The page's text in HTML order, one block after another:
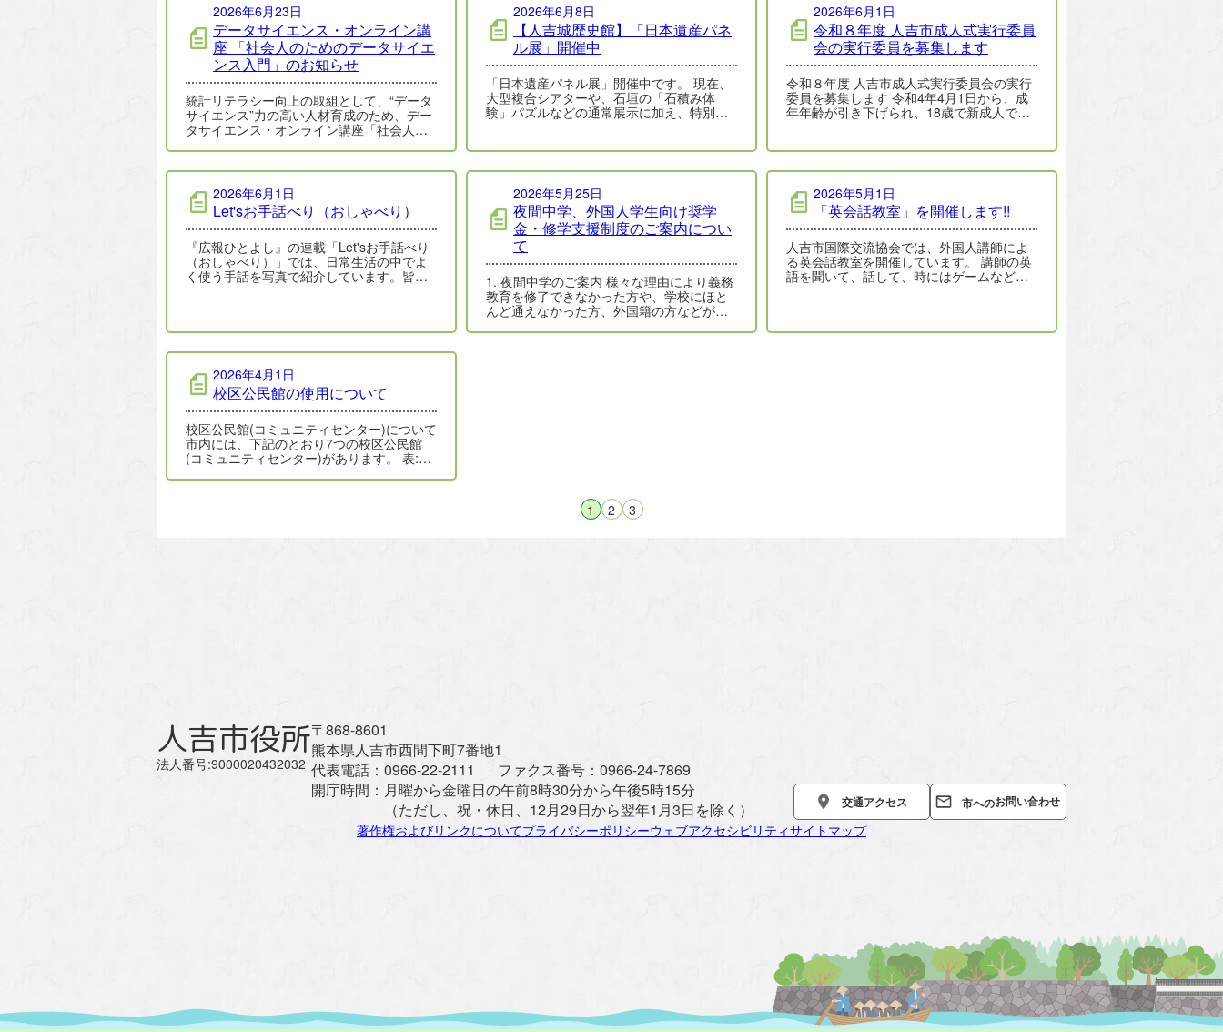
2026年6月23日
データサイエンス・オンライン講
座 「社会人のためのデータサイエ
ンス入門」のお知らせ
統計リテラシー向上の取組として、“データ
サイエンス”力の高い人材育成のため、デー
タサイエンス・オンライン講座「社会人の
供で…
2026年6月8日
【人吉城歴史館】「日本遺産パネ
ル展」開催中
「日本遺産パネル展」開催中です。 現在、
大型複合シアターや、石垣の「石積み体
験」パズルなどの通常展示に加え、特別展
2026年6月1日
令和８年度 人吉市成人式実行委員
会の実行委員を募集します
令和８年度 人吉市成人式実行委員会の実行
委員を募集します 令和4年4月1日から、成
年年齢が引き下げられ、18歳で新成人です
2026年6月1日
Let'sお手話べり（おしゃべり）
『広報ひとよし』の連載「Let'sお手話べり
（おしゃべり）」では、日常生活の中でよ
く使う手話を写真で紹介しています。皆さ
2026年5月25日
夜間中学、外国人学生向け奨学
金・修学支援制度のご案内につい
て
1. 夜間中学のご案内 様々な理由により義務
教育を修了できなかった方や、学校にほと
んど通えなかった方、外国籍の方などが学
2026年5月1日
「英会話教室」を開催します!!
人吉市国際交流協会では、外国人講師によ
る英会話教室を開催しています。 講師の英
語を聞いて、話して、時にはゲームなどを
2026年4月1日
校区公民館の使用について
校区公民館(コミュニティセンター)について
市内には、下記のとおり7つの校区公民館
(コミュニティセンター)があります。 表:校
1 2 3
人吉市役所
法人番号:9000020432032
〒868-8601
熊本県人吉市西間下町7番地1
代表電話： 0966-22-2111 ファクス番号： 0966-24-7869
開庁時間： 月曜から金曜日の午前8時30分から午後5時15分
（ただし、祝・休日、12月29日から翌年1月3日を除く）
交通アクセス 市へのお問い合わせ
著作権およびリンクについてプライバシーポリシーウェブアクセシビリティサイトマップ